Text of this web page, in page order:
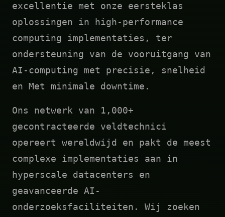
excellentie met onze eersteklas
oplossingen in high-performance
computing implementaties, ter
ondersteuning van de vooruitgang van
AI-computing met precisie, snelheid
en Met minimale downtime.
Ons netwerk van 1,000+
gecontracteerde veldtechnici
opereert wereldwijd en pakt de meest
complexe implementaties aan in
hyperscale datacenters en
geavanceerde AI-
onderzoeksfaciliteiten. Wij zoeken